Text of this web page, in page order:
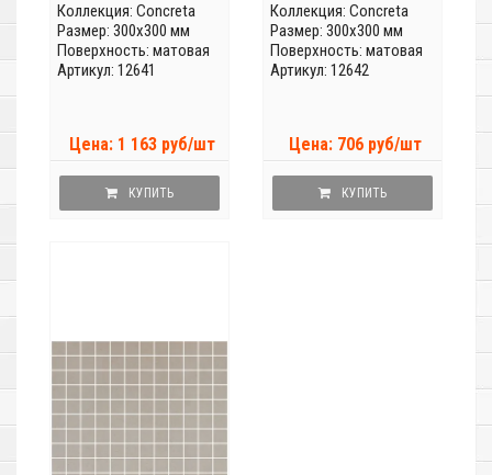
Коллекция: Concreta
Размер: 300x300 мм
Поверхность: матовая
Артикул: 12641
Цена: 1 163 руб/шт
КУПИТЬ
Коллекция: Concreta
Размер: 300x300 мм
Поверхность: матовая
Артикул: 12642
Цена: 706 руб/шт
КУПИТЬ